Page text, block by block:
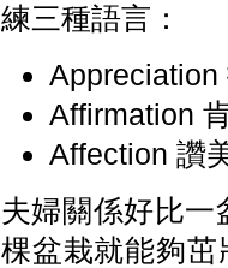
練三種語言：
Appreciation
Affirmation
Affection 讚
夫婦關係好比一
棵盆栽就能夠